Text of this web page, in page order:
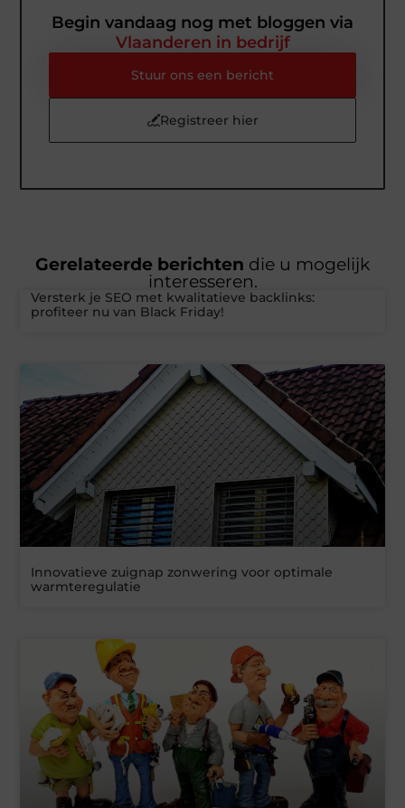
Begin vandaag nog met bloggen via
Vlaanderen in bedrijf
Stuur ons een bericht
Registreer hier
Gerelateerde berichten die u mogelijk
interesseren.
Versterk je SEO met kwalitatieve backlinks:
profiteer nu van Black Friday!
Innovatieve zuignap zonwering voor optimale
warmteregulatie